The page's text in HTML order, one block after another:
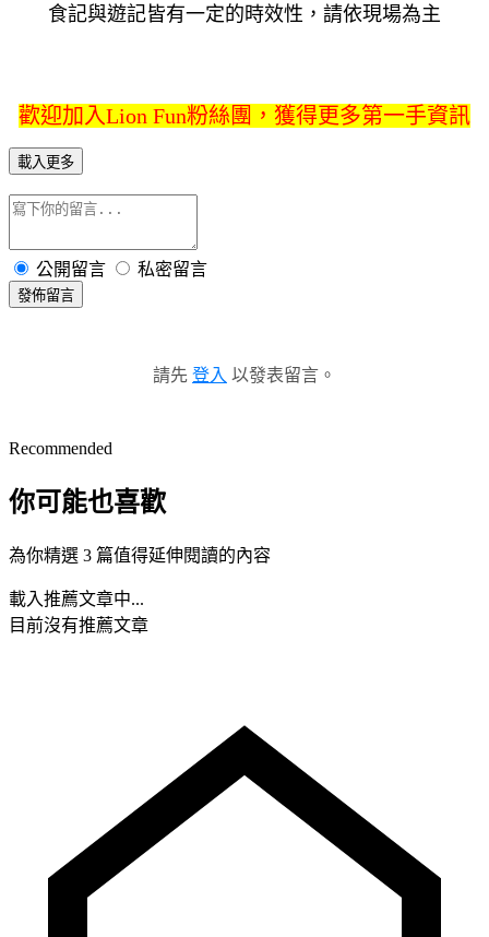
食記與遊記皆有一定的時效性，請依現場為主
歡迎加入Lion Fun粉絲團，獲得更多第一手資訊
載入更多
公開留言 私密留言
發佈留言
請先 登入 以發表留言。
Recommended
你可能也喜歡
為你精選 3 篇值得延伸閱讀的內容
載入推薦文章中...
目前沒有推薦文章